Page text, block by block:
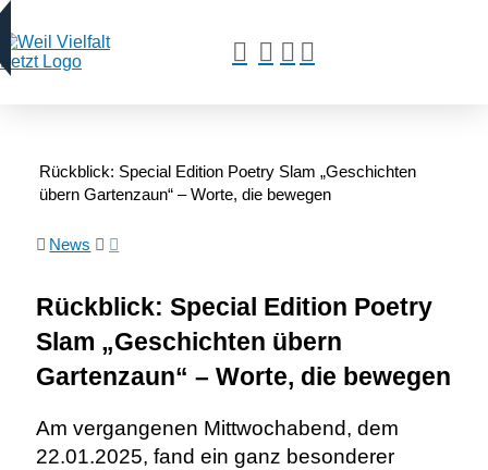
Rückblick: Special Edition Poetry Slam „Geschichten
übern Gartenzaun“ – Worte, die bewegen
News
Rückblick: Special Edition Poetry
Slam „Geschichten übern
Gartenzaun“ – Worte, die bewegen
Am vergangenen Mittwochabend, dem
22.01.2025, fand ein ganz besonderer